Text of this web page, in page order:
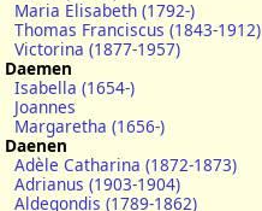
Maria Elisabeth (1792-)
Thomas Franciscus (1843-1912)
Victorina (1877-1957)
Daemen
Isabella (1654-)
Joannes
Margaretha (1656-)
Daenen
Adèle Catharina (1872-1873)
Adrianus (1903-1904)
Aldegondis (1789-1862)